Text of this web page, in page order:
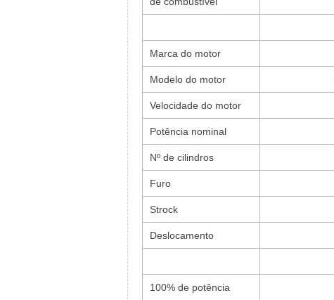
Marca do motor
Modelo do motor
Velocidade do motor
Potência nominal
Nº de cilindros
Furo
Strock
Deslocamento
100% de potência